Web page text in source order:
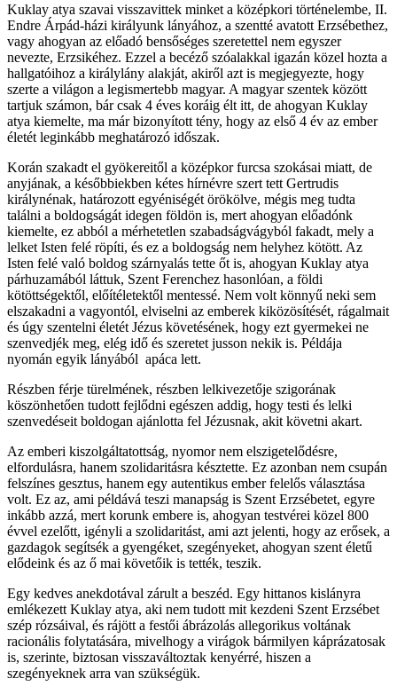
Kuklay atya szavai visszavittek minket a középkori történelembe, II.
Endre Árpád-házi királyunk lányához, a szentté avatott Erzsébethez,
vagy ahogyan az előadó bensőséges szeretettel nem egyszer
nevezte, Erzsikéhez. Ezzel a becéző szóalakkal igazán közel hozta a
hallgatóihoz a királylány alakját, akiről azt is megjegyezte, hogy
szerte a világon a legismertebb magyar. A magyar szentek között
tartjuk számon, bár csak 4 éves koráig élt itt, de ahogyan Kuklay
atya kiemelte, ma már bizonyított tény, hogy az első 4 év az ember
életét leginkább meghatározó időszak.
Korán szakadt el gyökereitől a középkor furcsa szokásai miatt, de
anyjának, a későbbiekben kétes hírnévre szert tett Gertrudis
királynénak, határozott egyéniségét örökölve, mégis meg tudta
találni a boldogságát idegen földön is, mert ahogyan előadónk
kiemelte, ez abból a mérhetetlen szabadságvágyból fakadt, mely a
lelket Isten felé röpíti, és ez a boldogság nem helyhez kötött. Az
Isten felé való boldog szárnyalás tette őt is, ahogyan Kuklay atya
párhuzamából láttuk, Szent Ferenchez hasonlóan, a földi
kötöttségektől, előítéletektől mentessé. Nem volt könnyű neki sem
elszakadni a vagyontól, elviselni az emberek kiközösítését, rágalmait
és úgy szentelni életét Jézus követésének, hogy ezt gyermekei ne
szenvedjék meg, elég idő és szeretet jusson nekik is. Példája
nyomán egyik lányából apáca lett.
Részben férje türelmének, részben lelkivezetője szigorának
köszönhetően tudott fejlődni egészen addig, hogy testi és lelki
szenvedéseit boldogan ajánlotta fel Jézusnak, akit követni akart.
Az emberi kiszolgáltatottság, nyomor nem elszigetelődésre,
elfordulásra, hanem szolidaritásra késztette. Ez azonban nem csupán
felszínes gesztus, hanem egy autentikus ember felelős választása
volt. Ez az, ami példává teszi manapság is Szent Erzsébetet, egyre
inkább azzá, mert korunk embere is, ahogyan testvérei közel 800
évvel ezelőtt, igényli a szolidaritást, ami azt jelenti, hogy az erősek, a
gazdagok segítsék a gyengéket, szegényeket, ahogyan szent életű
elődeink és az ő mai követőik is tették, teszik.
Egy kedves anekdotával zárult a beszéd. Egy hittanos kislányra
emlékezett Kuklay atya, aki nem tudott mit kezdeni Szent Erzsébet
szép rózsáival, és rájött a festői ábrázolás allegorikus voltának
racionális folytatására, mivelhogy a virágok bármilyen káprázatosak
is, szerinte, biztosan visszaváltoztak kenyérré, hiszen a
szegényeknek arra van szükségük.